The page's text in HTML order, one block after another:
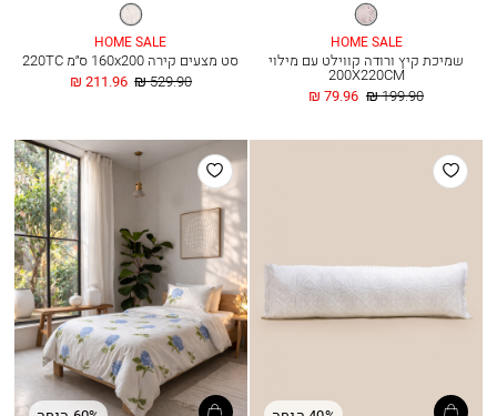
ורוד
HOME SALE
שמיכת קיץ ורודה קווילט עם מילוי
200X220CM
החל
79.96 ₪ מחיר
199.90 ₪
לבן+
חום
HOME SALE
סט מצעים קירה 160x200 ס״מ 220TC
החל
211.96 ₪ מחיר
529.90 ₪
הוסף
למועדפים
הוסף
למועדפים